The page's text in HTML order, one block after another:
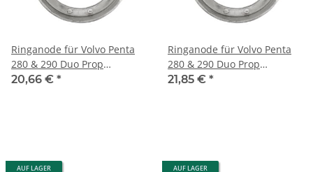
Ringanode für Volvo Penta
280 & 290 Duo Prop
Aluminium
20,66 € *
Ringanode für Volvo Penta
280 & 290 Duo Prop
Magnesium
21,85 € *
AUF LAGER AUF LAGER